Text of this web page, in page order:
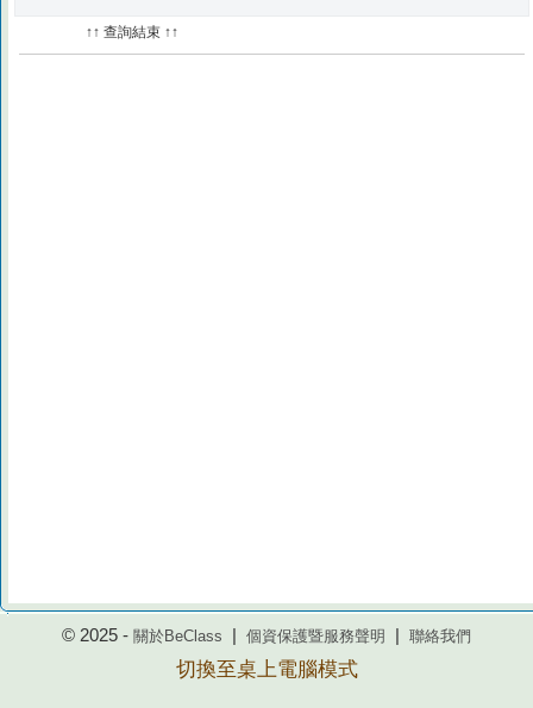
↑↑ 查詢結束 ↑↑
© 2025 - 關於BeClass 個資保護暨服務聲明 聯絡我們
切換至桌上電腦模式